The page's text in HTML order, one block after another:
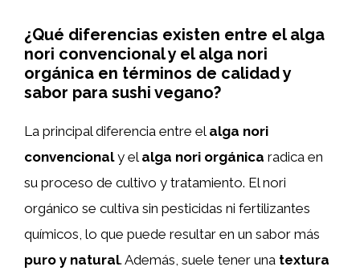
¿Qué diferencias existen entre el alga
nori convencional y el alga nori
orgánica en términos de calidad y
sabor para sushi vegano?
La principal diferencia entre el alga nori
convencionaly el alga nori orgánica radica en
su proceso de cultivo y tratamiento. El nori
orgánico se cultiva sin pesticidas ni fertilizantes
químicos, lo que puede resultar en un sabor más
puro y natural. Además, suele tener una textura